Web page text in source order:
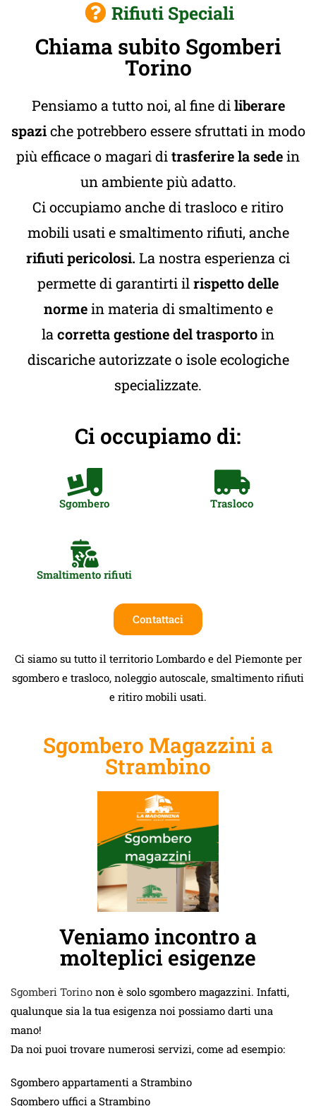
Rifiuti Speciali
Chiama subito Sgomberi
Torino
Pensiamo a tutto noi, al fine diliberare
spaziche potrebbero essere sfruttati in modo
più efficace o magari ditrasferire la sedein
un ambiente più adatto.
Ci occupiamo anche di trasloco e ritiro
mobili usati e smaltimento rifiuti, anche
rifiuti pericolosi. La nostra esperienza ci
permette di garantirti ilrispetto delle
normein materia di smaltimento e
la corretta gestione del trasportoin
discariche autorizzate o isole ecologiche
specializzate.
Ci occupiamo di:
Sgombero Trasloco
Smaltimento rifiuti
Contattaci
Ci siamo su tutto il territorio Lombardo e del Piemonte per
sgombero e trasloco, noleggio autoscale, smaltimento rifiuti
e ritiro mobili usati.
Sgombero Magazzini a
Strambino
Veniamo incontro a
molteplici esigenze
Sgomberi Torino non è solo sgombero magazzini. Infatti,
qualunque sia la tua esigenza noi possiamo darti una
mano!
Da noi puoi trovare numerosi servizi, come ad esempio:
Sgombero appartamenti a Strambino
Sgombero uffici a Strambino